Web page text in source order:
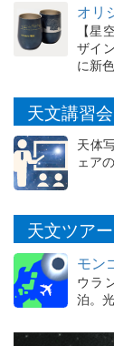
オリ
【星
ザイ
に新
天文講習会
天体
ェア
天文ツアー
モン
ウラ
泊。